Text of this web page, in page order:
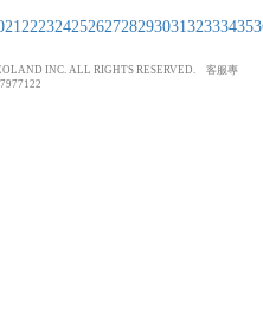
21 22232425262728293031 32333435
INC. ALL RIGHTS RESERVED. 客服專